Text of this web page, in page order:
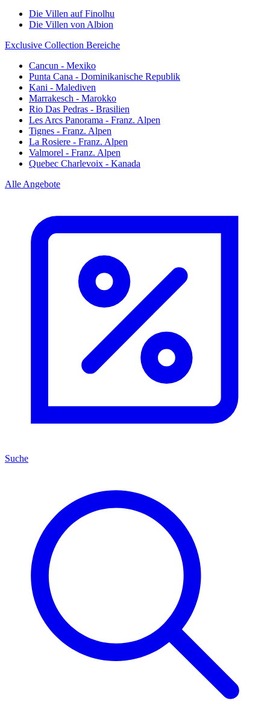
Die Villen auf Finolhu
Die Villen von Albion
Exclusive Collection Bereiche
Cancun - Mexiko
Punta Cana - Dominikanische Republik
Kani - Malediven
Marrakesch - Marokko
Rio Das Pedras - Brasilien
Les Arcs Panorama - Franz. Alpen
Tignes - Franz. Alpen
La Rosiere - Franz. Alpen
Valmorel - Franz. Alpen
Quebec Charlevoix - Kanada
Alle Angebote
Suche